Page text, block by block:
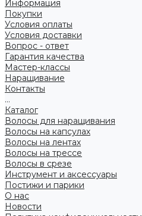
Информация
Покупки
Условия оплаты
Условия доставки
Вопрос - ответ
Гарантия качества
Мастер-классы
Наращивание
Контакты
...
Каталог
Волосы для наращивания
Волосы на капсулах
Волосы на лентах
Волосы на трессе
Волосы в срезе
Инструмент и аксессуары
Постижи и парики
О нас
Новости